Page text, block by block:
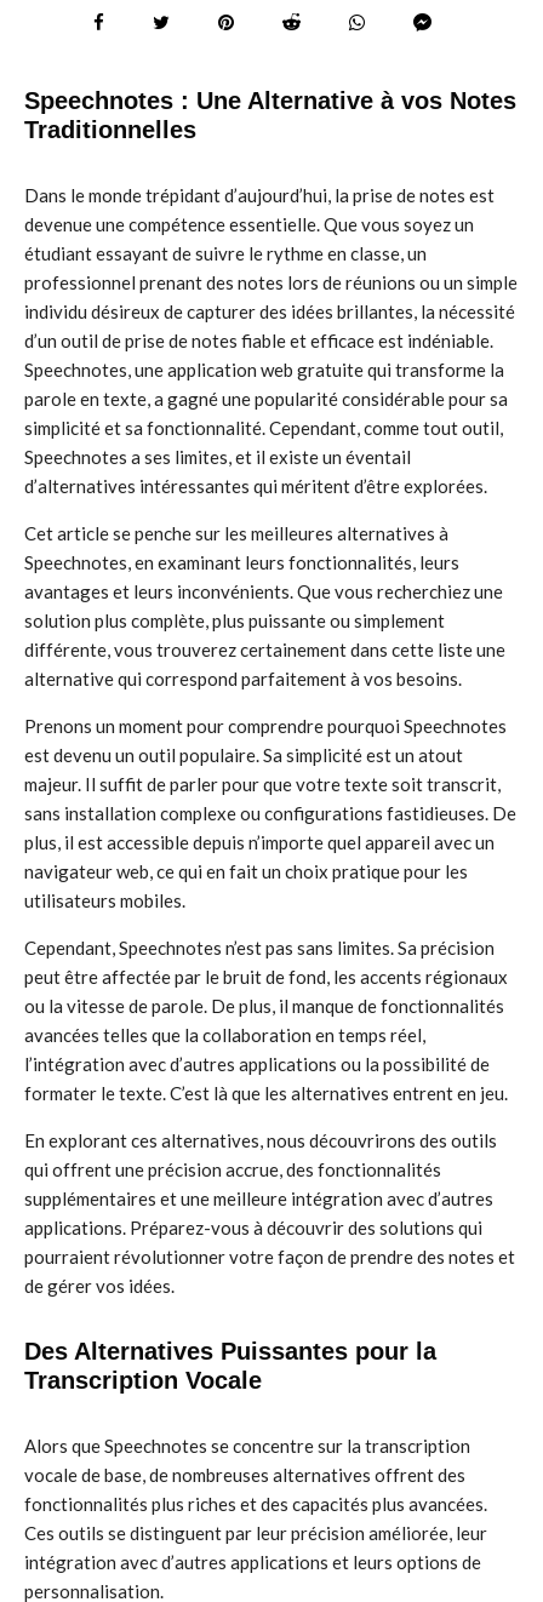
Speechnotes : Une Alternative à vos Notes
Traditionnelles
Dans le monde trépidant d’aujourd’hui, la prise de notes est
devenue une compétence essentielle. Que vous soyez un
étudiant essayant de suivre le rythme en classe, un
professionnel prenant des notes lors de réunions ou un simple
individu désireux de capturer des idées brillantes, la nécessité
d’un outil de prise de notes fiable et efficace est indéniable.
Speechnotes, une application web gratuite qui transforme la
parole en texte, a gagné une popularité considérable pour sa
simplicité et sa fonctionnalité. Cependant, comme tout outil,
Speechnotes a ses limites, et il existe un éventail
d’alternatives intéressantes qui méritent d’être explorées.
Cet article se penche sur les meilleures alternatives à
Speechnotes, en examinant leurs fonctionnalités, leurs
avantages et leurs inconvénients. Que vous recherchiez une
solution plus complète, plus puissante ou simplement
différente, vous trouverez certainement dans cette liste une
alternative qui correspond parfaitement à vos besoins.
Prenons un moment pour comprendre pourquoi Speechnotes
est devenu un outil populaire. Sa simplicité est un atout
majeur. Il suffit de parler pour que votre texte soit transcrit,
sans installation complexe ou configurations fastidieuses. De
plus, il est accessible depuis n’importe quel appareil avec un
navigateur web, ce qui en fait un choix pratique pour les
utilisateurs mobiles.
Cependant, Speechnotes n’est pas sans limites. Sa précision
peut être affectée par le bruit de fond, les accents régionaux
ou la vitesse de parole. De plus, il manque de fonctionnalités
avancées telles que la collaboration en temps réel,
l’intégration avec d’autres applications ou la possibilité de
formater le texte. C’est là que les alternatives entrent en jeu.
En explorant ces alternatives, nous découvrirons des outils
qui offrent une précision accrue, des fonctionnalités
supplémentaires et une meilleure intégration avec d’autres
applications. Préparez-vous à découvrir des solutions qui
pourraient révolutionner votre façon de prendre des notes et
de gérer vos idées.
Des Alternatives Puissantes pour la
Transcription Vocale
Alors que Speechnotes se concentre sur la transcription
vocale de base, de nombreuses alternatives offrent des
fonctionnalités plus riches et des capacités plus avancées.
Ces outils se distinguent par leur précision améliorée, leur
intégration avec d’autres applications et leurs options de
personnalisation.